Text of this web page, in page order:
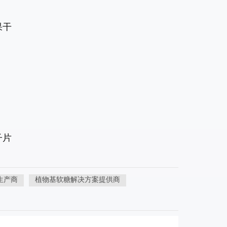
干
片
产商 植物基软糖解决方案提供商